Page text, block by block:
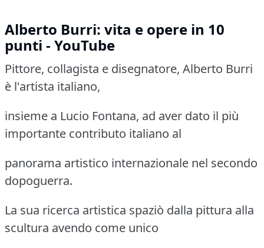
Alberto Burri: vita e opere in 10
punti - YouTube
Pittore, collagista e disegnatore, Alberto Burri
è l'artista italiano,
insieme a Lucio Fontana, ad aver dato il più
importante contributo italiano al
panorama artistico internazionale nel secondo
dopoguerra.
La sua ricerca artistica spaziò dalla pittura alla
scultura avendo come unico